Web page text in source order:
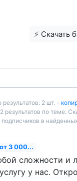
⚡️ Скачать
результатов: 2 шт. -
результатов по теме.
в
3 000...
сложности и
у нас.